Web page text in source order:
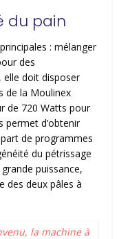
du pain
: mélanger
des
elle doit disposer
de la Moulinex
de 720 Watts pour
permet d’obtenir
de programmes
du pétrissage
puissance,
des deux pâles à
la machine à